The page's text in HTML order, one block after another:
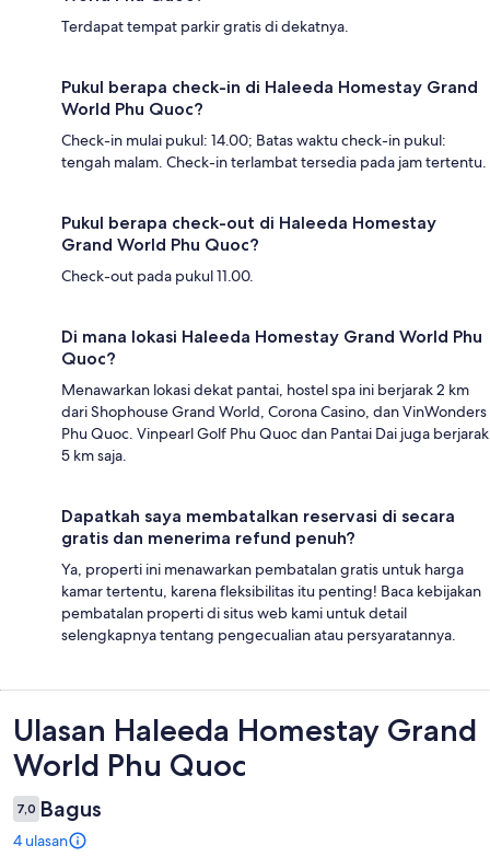
Terdapat tempat parkir gratis di dekatnya.
Pukul berapa check-in di Haleeda Homestay Grand
World Phu Quoc?
Check-in mulai pukul: 14.00; Batas waktu check-in pukul:
tengah malam. Check-in terlambat tersedia pada jam tertentu.
Pukul berapa check-out di Haleeda Homestay
Grand World Phu Quoc?
Check-out pada pukul 11.00.
Di mana lokasi Haleeda Homestay Grand World Phu
Quoc?
Menawarkan lokasi dekat pantai, hostel spa ini berjarak 2 km
dari Shophouse Grand World, Corona Casino, dan VinWonders
Phu Quoc. Vinpearl Golf Phu Quoc dan Pantai Dai juga berjarak
5 km saja.
Dapatkah saya membatalkan reservasi di secara
gratis dan menerima refund penuh?
Ya, properti ini menawarkan pembatalan gratis untuk harga
kamar tertentu, karena fleksibilitas itu penting! Baca kebijakan
pembatalan properti di situs web kami untuk detail
selengkapnya tentang pengecualian atau persyaratannya.
Ulasan
Ulasan Haleeda Homestay Grand
World Phu Quoc
7,0 Bagus
4 ulasan